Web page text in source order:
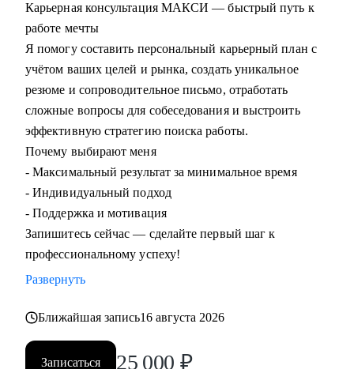
Карьерная консультация МАКСИ — быстрый путь к
работе мечты
Я помогу составить персональный карьерный план с
учётом ваших целей и рынка, создать уникальное
резюме и сопроводительное письмо, отработать
сложные вопросы для собеседования и выстроить
эффективную стратегию поиска работы.
Почему выбирают меня
- Максимальный результат за минимальное время
- Индивидуальный подход
- Поддержка и мотивация
Запишитесь сейчас — сделайте первый шаг к
профессиональному успеху!
Развернуть
Ближайшая запись16 августа 2026
Записаться 25 000 ₽